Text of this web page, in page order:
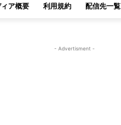
ア概要 利用規約 配信先一覧
- Advertisment -